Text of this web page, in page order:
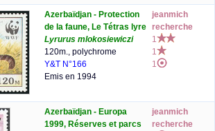
Azerbaïdjan - Protection
de la faune, Le Tétras lyre
Lyrurus mlokosiewiczi
120m., polychrome
Y&T N°166
Emis en 1994
jeanmich
recherche
1
1
1
Azerbaïdjan - Europa
1999, Réserves et parcs
jeanmich
recherche